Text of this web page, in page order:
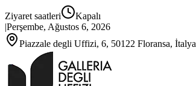
Ziyaret saatleri
Kapalı
|Perşembe, Ağustos 6, 2026
Piazzale degli Uffizi, 6, 50122 Floransa, İtalya